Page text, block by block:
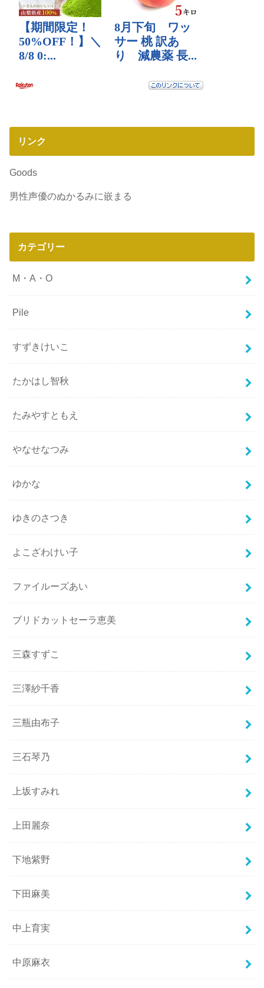
リンク
Goods
男性声優のぬかるみに嵌まる
カテゴリー
M・A・O
Pile
すずきけいこ
たかはし智秋
たみやすともえ
やなせなつみ
ゆかな
ゆきのさつき
よこざわけい子
ファイルーズあい
ブリドカットセーラ恵美
三森すずこ
三澤紗千香
三瓶由布子
三石琴乃
上坂すみれ
上田麗奈
下地紫野
下田麻美
中上育実
中原麻衣